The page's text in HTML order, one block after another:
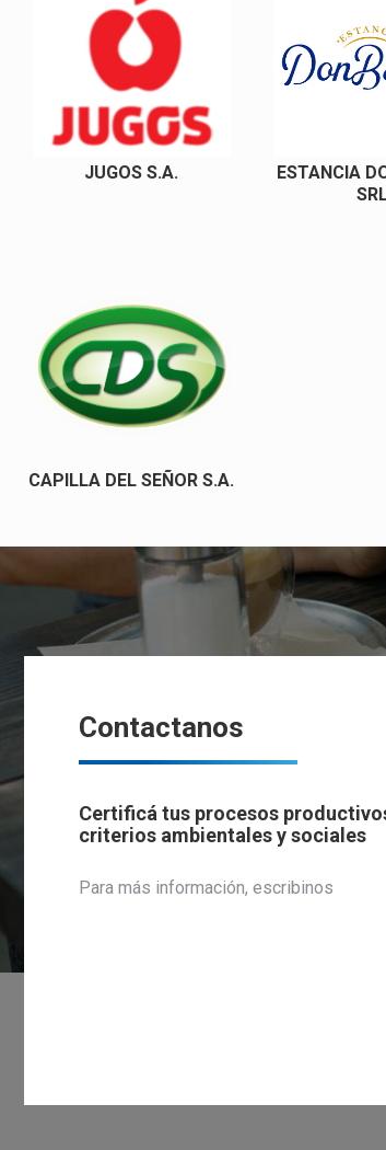
JUGOS S.A.
ESTANCIA
CAPILLA DEL SEÑOR S.A.
Contactanos
Certificá tus procesos
criterios ambientales y sociales
Para más información, escribinos